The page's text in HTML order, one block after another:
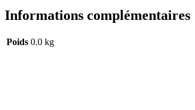
Informations complémentaires
Poids 0.0 kg